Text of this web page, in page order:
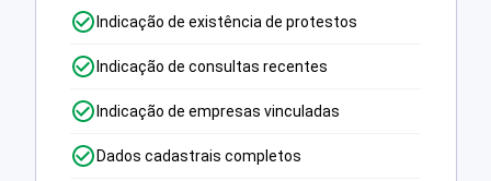
Indicação de existência de protestos
Indicação de consultas recentes
Indicação de empresas vinculadas
Dados cadastrais completos